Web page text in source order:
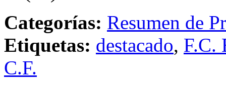
Categorías: Resumen de
Etiquetas: destacado, F.C.
C.F.